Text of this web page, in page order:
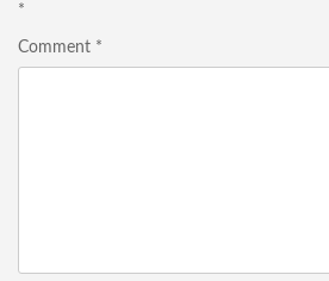
*
Comment *